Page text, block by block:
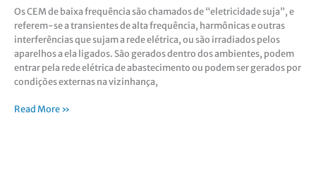
Os CEM de baixa frequência são chamados de “eletricidade suja”, e
referem-se a transientes de alta frequência, harmônicas e outras
interferências que sujam a rede elétrica, ou são irradiados pelos
aparelhos a ela ligados. São gerados dentro dos ambientes, podem
entrar pela rede elétrica de abastecimento ou podem ser gerados por
condições externas na vizinhança,
Read More »